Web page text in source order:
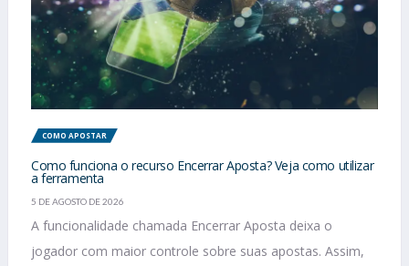
COMO APOSTAR
Como funciona o recurso Encerrar Aposta? Veja como utilizar
a ferramenta
5 DE AGOSTO DE 2026
A funcionalidade chamada Encerrar Aposta deixa o
jogador com maior controle sobre suas apostas. Assim,